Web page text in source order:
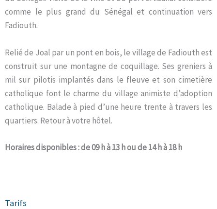
comme le plus grand du Sénégal et continuation vers
Fadiouth.
Relié de Joal par un pont en bois, le village de Fadiouth est
construit sur une montagne de coquillage. Ses greniers à
mil sur pilotis implantés dans le fleuve et son cimetière
catholique font le charme du village animiste d’adoption
catholique. Balade à pied d’une heure trente à travers les
quartiers. Retour à votre hôtel.
Horaires disponibles : de 09 h à 13 h ou de 14 h à 18 h
Tarifs